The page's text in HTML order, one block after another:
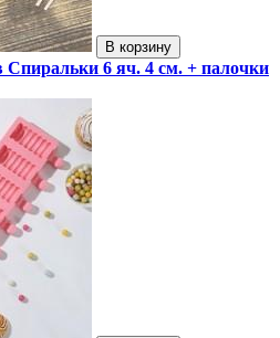
В корзину
6 яч. 4 см. + палочки